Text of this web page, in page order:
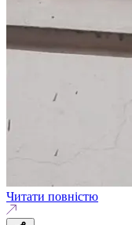
Читати повністю